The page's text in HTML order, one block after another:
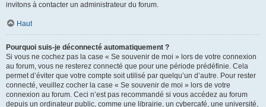
invitons à contacter un administrateur du forum.
Haut
Pourquoi suis-je déconnecté automatiquement ?
Si vous ne cochez pas la case « Se souvenir de moi » lors de votre connexion
au forum, vous ne resterez connecté que pour une période prédéfinie. Cela
permet d’éviter que votre compte soit utilisé par quelqu’un d’autre. Pour rester
connecté, veuillez cocher la case « Se souvenir de moi » lors de votre
connexion au forum. Ceci n’est pas recommandé si vous accédez au forum
depuis un ordinateur public, comme une librairie, un cybercafé, une université,